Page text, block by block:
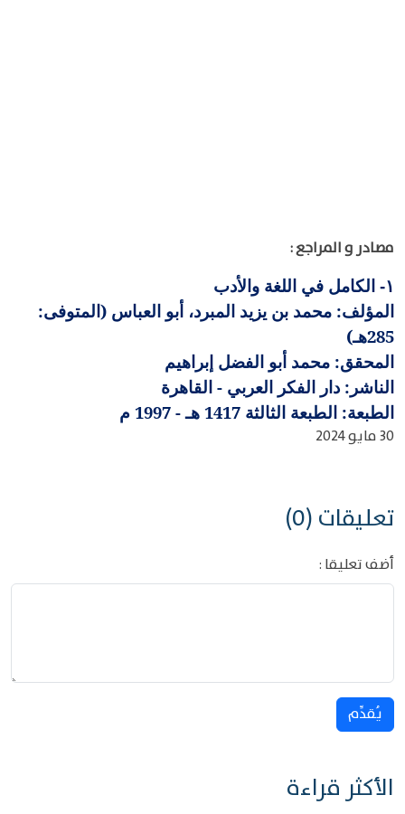
مصادر و المراجع :
١-
الكامل في اللغة والأدب
المؤلف: محمد بن يزيد المبرد، أبو العباس (المتوفى:
285هـ)
المحقق: محمد أبو الفضل إبراهيم
الناشر: دار الفكر العربي - القاهرة
الطبعة: الطبعة الثالثة 1417 هـ - 1997 م
30 مايو 2024
تعليقات (0)
أضف تعليقا :
يُقدِّم
الأكثر قراءة